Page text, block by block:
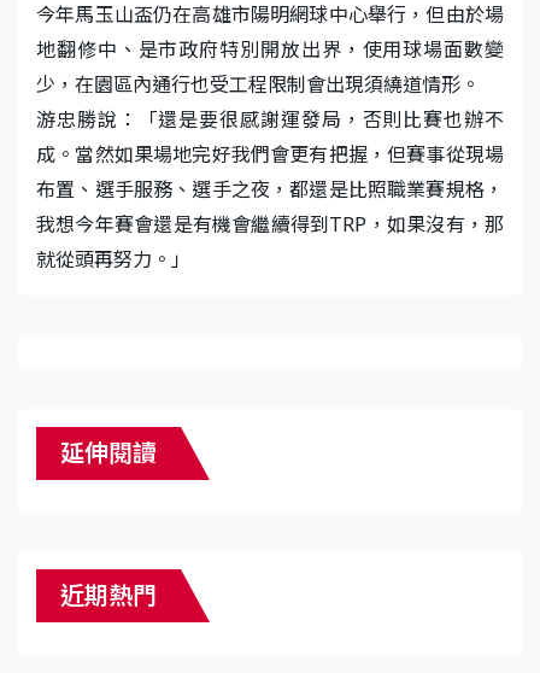
今年馬玉山盃仍在高雄市陽明網球中心舉行，但由於場
地翻修中、是市政府特別開放出界，使用球場面數變
少，在園區內通行也受工程限制會出現須繞道情形。
游忠勝說：「還是要很感謝運發局，否則比賽也辦不
成。當然如果場地完好我們會更有把握，但賽事從現場
布置、選手服務、選手之夜，都還是比照職業賽規格，
我想今年賽會還是有機會繼續得到TRP，如果沒有，那
就從頭再努力。」
延伸閱讀
近期熱門